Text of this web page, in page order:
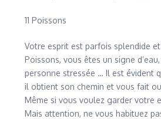
11 Poissons
Votre esprit est parfois splendide
Poissons, vous êtes un signe
personne stressée … Il est évident
il obtient son chemin et vous fait
Même si vous voulez garder votre
Mais attention, ne vous habituez